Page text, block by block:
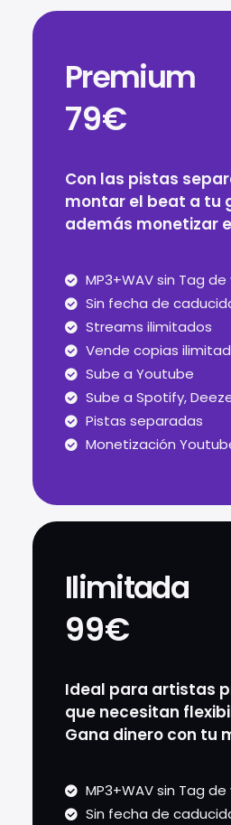
Premium
79€
Con las pistas
montar el beat a tu
además monetizar
MP3+WAV sin Tag de
Sin fecha de
Streams ilimitados
Vende copias
Sube a Youtube
Sube a Spotify,
Pistas separadas
Monetización
Ilimitada
99€
Ideal para artistas
que necesitan
Gana dinero con tu
MP3+WAV sin Tag de
Sin fecha de